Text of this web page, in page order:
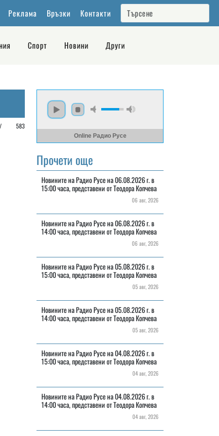
Реклама Връзки Контакти
Спорт Новини Други
583
Online Радио Русе
Прочети още
Новините на Радио Русе на 06.08.2026 г. в
15:00 часа, представени от Теодора Копчева
06 авг, 2026
Новините на Радио Русе на 06.08.2026 г. в
14:00 часа, представени от Теодора Копчева
06 авг, 2026
Новините на Радио Русе на 05.08.2026 г. в
15:00 часа, представени от Теодора Копчева
05 авг, 2026
Новините на Радио Русе на 05.08.2026 г. в
14:00 часа, представени от Теодора Копчева
05 авг, 2026
Новините на Радио Русе на 04.08.2026 г. в
15:00 часа, представени от Теодора Копчева
04 авг, 2026
Новините на Радио Русе на 04.08.2026 г. в
14:00 часа, представени от Теодора Копчева
04 авг, 2026